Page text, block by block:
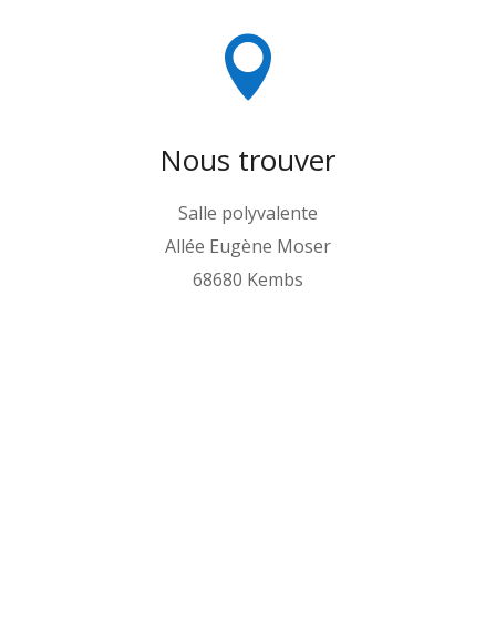

Nous trouver
Salle polyvalente
Allée Eugène Moser
68680 Kembs